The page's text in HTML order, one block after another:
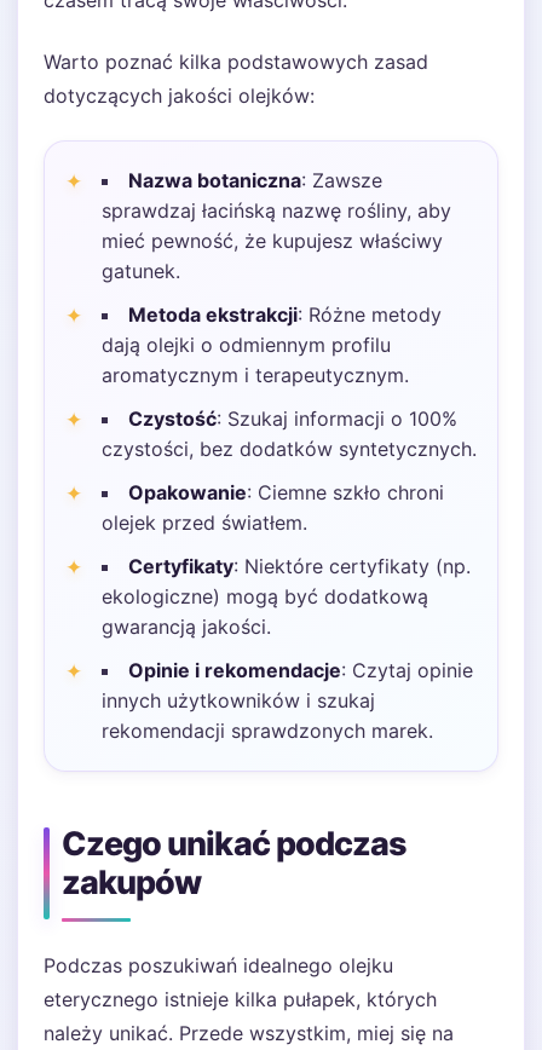
Warto poznać kilka podstawowych zasad
dotyczących jakości olejków:
Nazwa botaniczna: Zawsze
sprawdzaj łacińską nazwę rośliny, aby
mieć pewność, że kupujesz właściwy
gatunek.
Metoda ekstrakcji: Różne metody
dają olejki o odmiennym profilu
aromatycznym i terapeutycznym.
Czystość: Szukaj informacji o 100%
czystości, bez dodatków syntetycznych.
Opakowanie: Ciemne szkło chroni
olejek przed światłem.
Certyfikaty: Niektóre certyfikaty (np.
ekologiczne) mogą być dodatkową
gwarancją jakości.
Opinie i rekomendacje: Czytaj opinie
innych użytkowników i szukaj
rekomendacji sprawdzonych marek.
Czego unikać podczas
zakupów
Podczas poszukiwań idealnego olejku
eterycznego istnieje kilka pułapek, których
należy unikać. Przede wszystkim, miej się na